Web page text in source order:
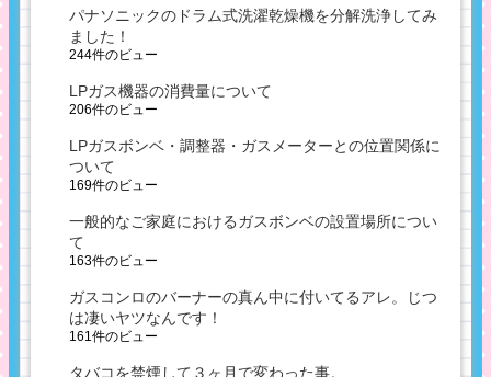
パナソニックのドラム式洗濯乾燥機を分解洗浄してみ
ました！
244件のビュー
LPガス機器の消費量について
206件のビュー
LPガスボンベ・調整器・ガスメーターとの位置関係に
ついて
169件のビュー
一般的なご家庭におけるガスボンベの設置場所につい
て
163件のビュー
ガスコンロのバーナーの真ん中に付いてるアレ。じつ
は凄いヤツなんです！
161件のビュー
タバコを禁煙して３ヶ月で変わった事。